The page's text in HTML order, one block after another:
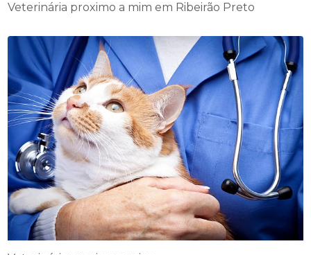
Veterinária proximo a mim em Ribeirão Preto